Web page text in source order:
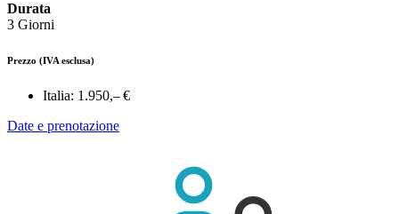
Durata
3 Giorni
Prezzo (IVA esclusa)
Italia: 1.950,– €
Date e prenotazione